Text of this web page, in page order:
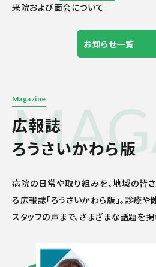
来院および面会について
お知らせ一覧
Magazine
広報誌
ろうさいかわら版
病院の日常や取り組みを、地域の皆
る広報誌「ろうさいかわら版」。診療
スタッフの声まで、さまざまな話題を掲